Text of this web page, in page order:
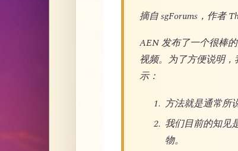
摘自 sgForums，作者
AEN 发布了一个很棒
视频。为了方便说明
示：
方法就是通常所
我们目前的知见
物。